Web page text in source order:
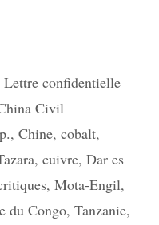
confidentielle
Civil
, Chine, cobalt,
, cuivre, Dar es
, Mota-Engil,
du Congo, Tanzanie,